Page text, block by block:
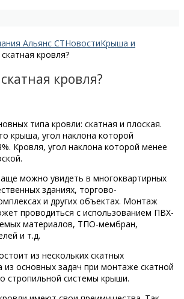
Альянс СТНовостиКрыша и
кровля?
кровля?
типа кровли: скатная и плоская.
крыша, угол наклона которой
Кровля, угол наклона которой менее
можно увидеть в многоквартирных
зданиях, торгово-
и других объектах. Монтаж
проводиться с использованием ПВХ-
материалов, ТПО-мембран,
и т.д.
из нескольких скатных
из основных задач при монтаже скатной
стропильной системы крыши.